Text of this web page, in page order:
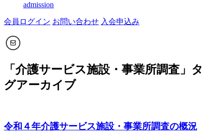
admission
会員ログイン お問い合わせ 入会申込み
「 介護サービス施設・事業所調査 」タ
グアーカイブ
令和４年介護サービス施設・事業所調査の概況